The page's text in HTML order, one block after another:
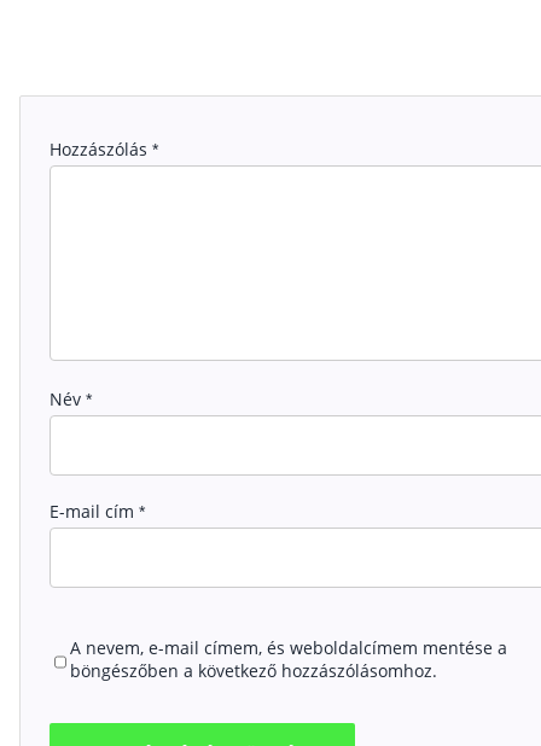
Hozzászólás *
Név *
E-mail cím *
A nevem, e-mail címem, és weboldalcímem mentése a
böngészőben a következő hozzászólásomhoz.